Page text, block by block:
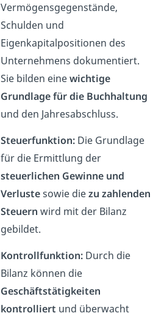
Vermögensgegenstände,
Schulden und
Eigenkapitalpositionen des
Unternehmens dokumentiert.
Sie bilden einewichtige
Grundlage für die Buchhaltung
und den Jahresabschluss.
Steuerfunktion: Die Grundlage
für die Ermittlung der
steuerlichen Gewinne und
Verlustesowie diezu zahlenden
Steuern wird mit der Bilanz
gebildet.
Kontrollfunktion: Durch die
Bilanz können die
Geschäftstätigkeiten
kontrolliert und überwacht